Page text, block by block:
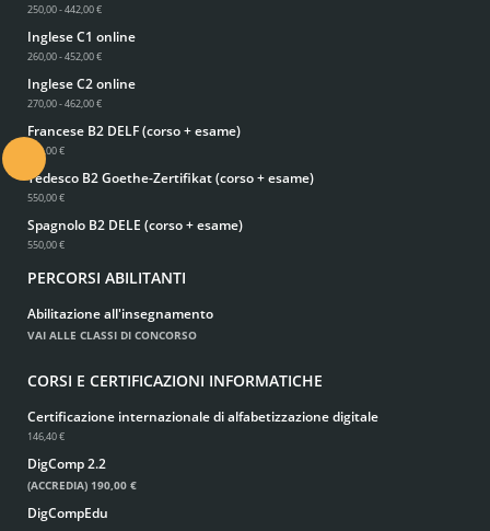
250,00 - 442,00 €
Inglese C1 online
260,00 - 452,00 €
Inglese C2 online
270,00 - 462,00 €
Francese B2 DELF (corso + esame)
550,00 €
Tedesco B2 Goethe-Zertifikat (corso + esame)
550,00 €
Spagnolo B2 DELE (corso + esame)
550,00 €
PERCORSI ABILITANTI
Abilitazione all'insegnamento
VAI ALLE CLASSI DI CONCORSO
CORSI E CERTIFICAZIONI INFORMATICHE
Certificazione internazionale di alfabetizzazione digitale
146,40 €
DigComp 2.2
(ACCREDIA) 190,00 €
DigCompEdu